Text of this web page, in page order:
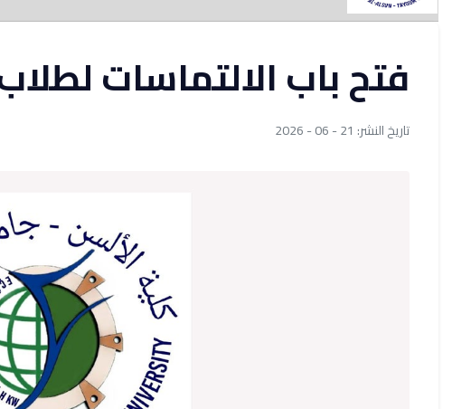
فتح باب الالتماسات
تاريخ النشر: 21 - 06 - 2026